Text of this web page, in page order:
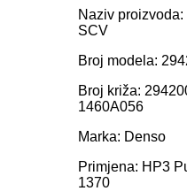
Naziv
SCV
Broj modela:
Broj križa:
1460A056
Marka: Denso
Primjena: HP3
1370